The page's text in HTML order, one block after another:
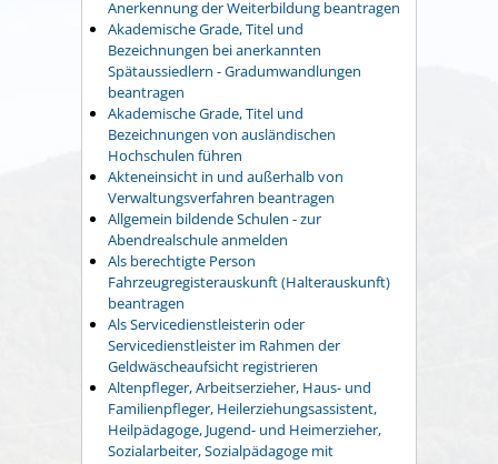
Anerkennung der Weiterbildung beantragen
Akademische Grade, Titel und
Bezeichnungen bei anerkannten
Spätaussiedlern - Gradumwandlungen
beantragen
Akademische Grade, Titel und
Bezeichnungen von ausländischen
Hochschulen führen
Akteneinsicht in und außerhalb von
Verwaltungsverfahren beantragen
Allgemein bildende Schulen - zur
Abendrealschule anmelden
Als berechtigte Person
Fahrzeugregisterauskunft (Halterauskunft)
beantragen
Als Servicedienstleisterin oder
Servicedienstleister im Rahmen der
Geldwäscheaufsicht registrieren
Altenpfleger, Arbeitserzieher, Haus- und
Familienpfleger, Heilerziehungsassistent,
Heilpädagoge, Jugend- und Heimerzieher,
Sozialarbeiter, Sozialpädagoge mit